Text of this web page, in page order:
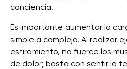
conciencia.
Es importante aumentar la
simple a complejo. Al realizar
estiramiento, no fuerce los
de dolor; basta con sentir la